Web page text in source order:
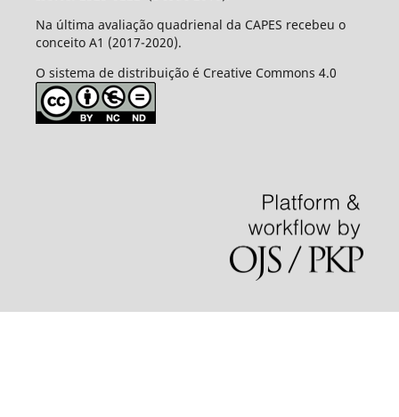
Na última avaliação quadrienal da CAPES recebeu o
conceito A1 (2017-2020).
O sistema de distribuição é Creative Commons 4.0